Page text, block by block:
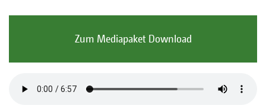
Zum Mediapaket Download